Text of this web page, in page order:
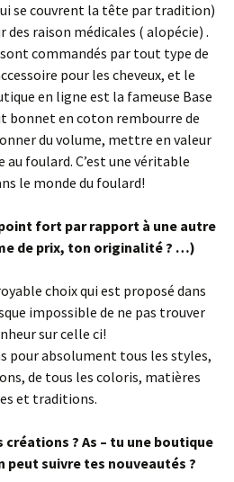
se couvrent la tête par tradition)
raison médicales ( alopécie) .
commandés par tout type de
pour les cheveux, et le
en ligne est la fameuse Base
bonnet en coton rembourre de
du volume, mettre en valeur
foulard. C’est une véritable
le monde du foulard!
fort par rapport à une autre
de prix, ton originalité ? …)
choix qui est proposé dans
impossible de ne pas trouver
sur celle ci!
pour absolument tous les styles,
de tous les coloris, matières
et traditions.
? As – tu une boutique
peut suivre tes nouveautés ?